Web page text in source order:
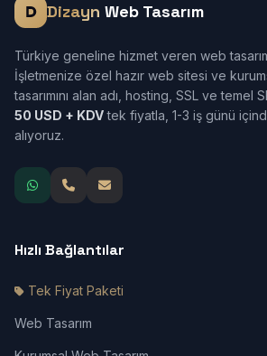
Dizayn Web Tasarım
Türkiye geneline hizmet veren web
İşletmenize özel hazır web sitesi ve
tasarımını alan adı, hosting, SSL ve temel
50 USD + KDVtek fiyatla, 1-3 iş günü
alıyoruz.
Hızlı Bağlantılar
Tek Fiyat Paketi
Web Tasarım